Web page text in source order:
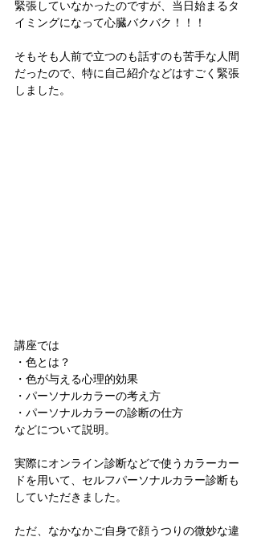
緊張していなかったのですが、当日始まるタ
イミングになって心臓バクバク！！！
そもそも人前で立つのも話すのも苦手な人間
だったので、特に自己紹介などはすごく緊張
しました。
講座では
・色とは？
・色が与える心理的効果
・パーソナルカラーの考え方
・パーソナルカラーの診断の仕方
などについて説明。
実際にオンライン診断などで使うカラーカー
ドを用いて、セルフパーソナルカラー診断も
していただきました。
ただ、なかなかご自身で顔うつりの微妙な違